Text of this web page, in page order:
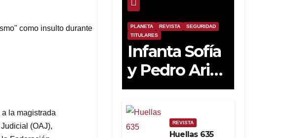
como insulto durante
la magistrada
(OAJ),
PLANETA REVISTA
SEGURIDAD
TITULARES
Infanta Sofía
y Pedro Ariza
Fernández
Forjan el
Futuro de la
REVISTA
Huellas 635